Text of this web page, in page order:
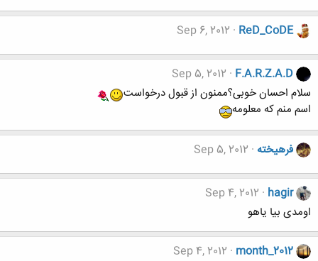
ReD_CoDE
Sep 6, 2012
F.A.R.Z.A.D
Sep 5, 2012
سلام احسان خوبی؟ممنون از قبول درخواست
اسم منم که معلومه
فرهيخته Sep 5, 2012
hagir
Sep 4, 2012
اومدی بیا یاهو
month_2012
Sep 4, 2012